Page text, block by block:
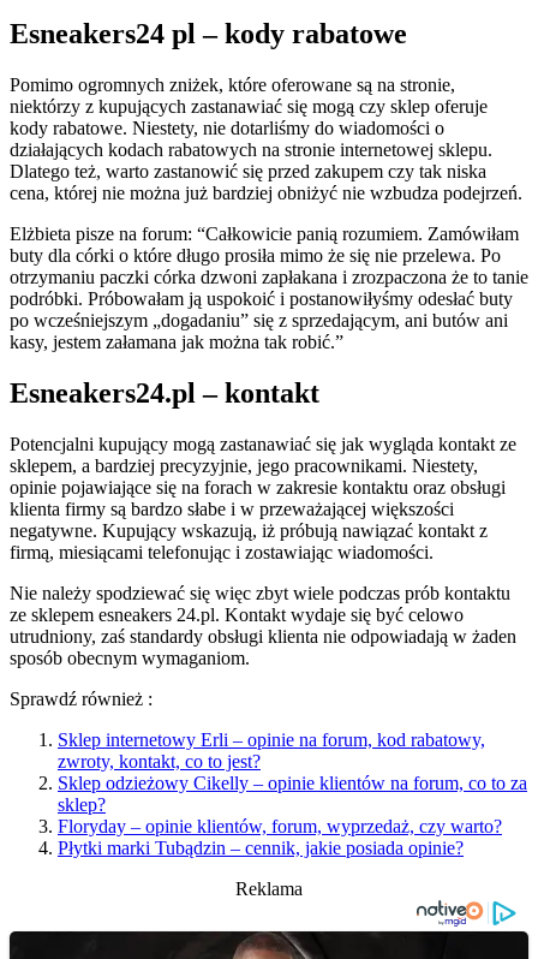
Esneakers24 pl – kody rabatowe
Pomimo ogromnych zniżek, które oferowane są na stronie,
niektórzy z kupujących zastanawiać się mogą czy sklep oferuje
kody rabatowe. Niestety, nie dotarliśmy do wiadomości o
działających kodach rabatowych na stronie internetowej sklepu.
Dlatego też, warto zastanowić się przed zakupem czy tak niska
cena, której nie można już bardziej obniżyć nie wzbudza podejrzeń.
Elżbieta pisze na forum: “Całkowicie panią rozumiem. Zamówiłam
buty dla córki o które długo prosiła mimo że się nie przelewa. Po
otrzymaniu paczki córka dzwoni zapłakana i zrozpaczona że to tanie
podróbki. Próbowałam ją uspokoić i postanowiłyśmy odesłać buty
po wcześniejszym „dogadaniu” się z sprzedającym, ani butów ani
kasy, jestem załamana jak można tak robić.”
Esneakers24.pl – kontakt
Potencjalni kupujący mogą zastanawiać się jak wygląda kontakt ze
sklepem, a bardziej precyzyjnie, jego pracownikami. Niestety,
opinie pojawiające się na forach w zakresie kontaktu oraz obsługi
klienta firmy są bardzo słabe i w przeważającej większości
negatywne. Kupujący wskazują, iż próbują nawiązać kontakt z
firmą, miesiącami telefonując i zostawiając wiadomości.
Nie należy spodziewać się więc zbyt wiele podczas prób kontaktu
ze sklepem esneakers 24.pl. Kontakt wydaje się być celowo
utrudniony, zaś standardy obsługi klienta nie odpowiadają w żaden
sposób obecnym wymaganiom.
Sprawdź również :
Sklep internetowy Erli – opinie na forum, kod rabatowy,
zwroty, kontakt, co to jest?
Sklep odzieżowy Cikelly – opinie klientów na forum, co to za
sklep?
Floryday – opinie klientów, forum, wyprzedaż, czy warto?
Płytki marki Tubądzin – cennik, jakie posiada opinie?
Reklama